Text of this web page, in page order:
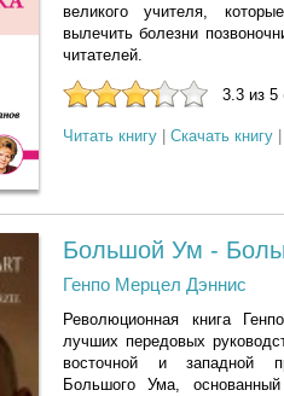
великого учителя,
вылечить болезни
читателей.
3.3 из 5
Читать книгу Скачать книгу
Большой Ум -
Генпо Мерцел Дэннис
Революционная книга
лучших передовых
восточной и западной
Большого Ума,